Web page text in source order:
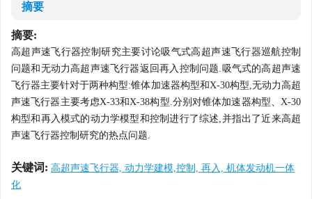
摘要
摘要:
高超声速飞行器控制研究主要讨论吸气式高超声速飞行器巡航控制
问题和无动力高超声速飞行器返回再入控制问题.吸气式的高超声速
飞行器主要针对于两种构型:锥体加速器构型和X-30构型,无动力高超
声速飞行器主要考虑X-33和X-38构型.分别对锥体加速器构型、X-30
构型和再入模式的动力学模型和控制进行了综述,并指出了近来高超
声速飞行器控制研究的热点问题.
关键词: 高超声速飞行器, 动力学建模,控制, 再入, 机体发动机一体
化